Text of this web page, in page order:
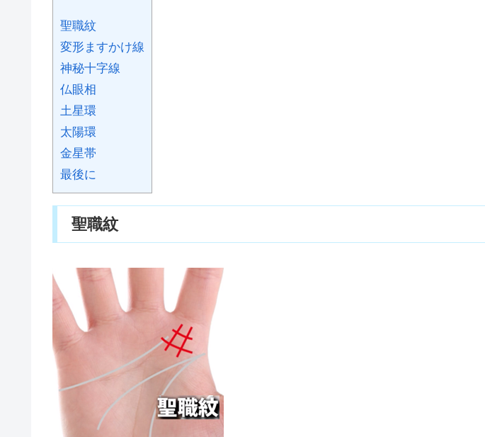
聖職紋
変形ますかけ線
神秘十字線
仏眼相
土星環
太陽環
金星帯
最後に
聖職紋